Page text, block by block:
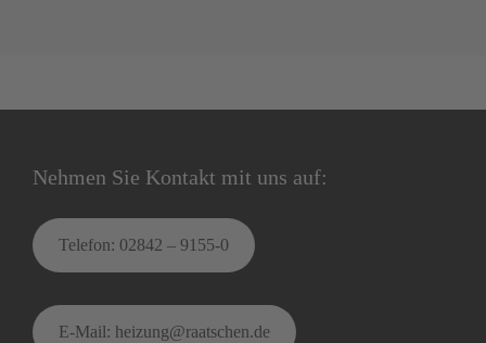
Nehmen Sie Kontakt mit uns auf:
Telefon: 02842 – 9155-0
E-Mail: heizung@raatschen.de